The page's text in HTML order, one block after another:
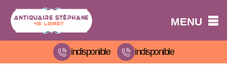
MENU
indisponible indisponible